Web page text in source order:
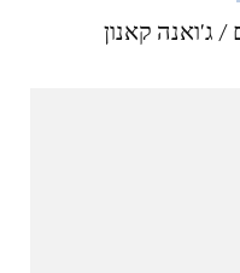
ג'ואנה קאנון